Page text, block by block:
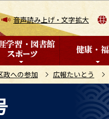
音声読み上げ・文字拡大
政への参加 広報たいとう